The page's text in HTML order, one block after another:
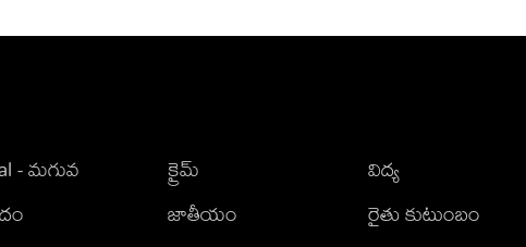
- మగువ
క్రైమ్
జాతీయం
విద్య
రైతు కుటుంబం